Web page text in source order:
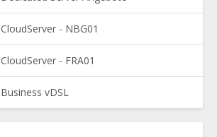
CloudServer - NBG01
CloudServer - FRA01
Business vDSL